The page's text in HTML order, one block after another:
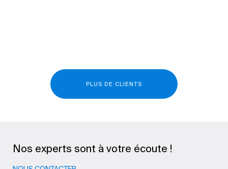
PLUS DE CLIENTS
Nos experts sont à votre écoute !